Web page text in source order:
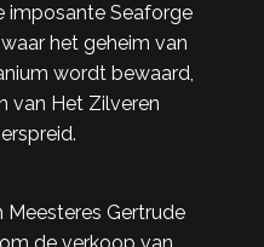
imposante Seaforge
het geheim van
wordt bewaard,
van Het Zilveren
Gertrude